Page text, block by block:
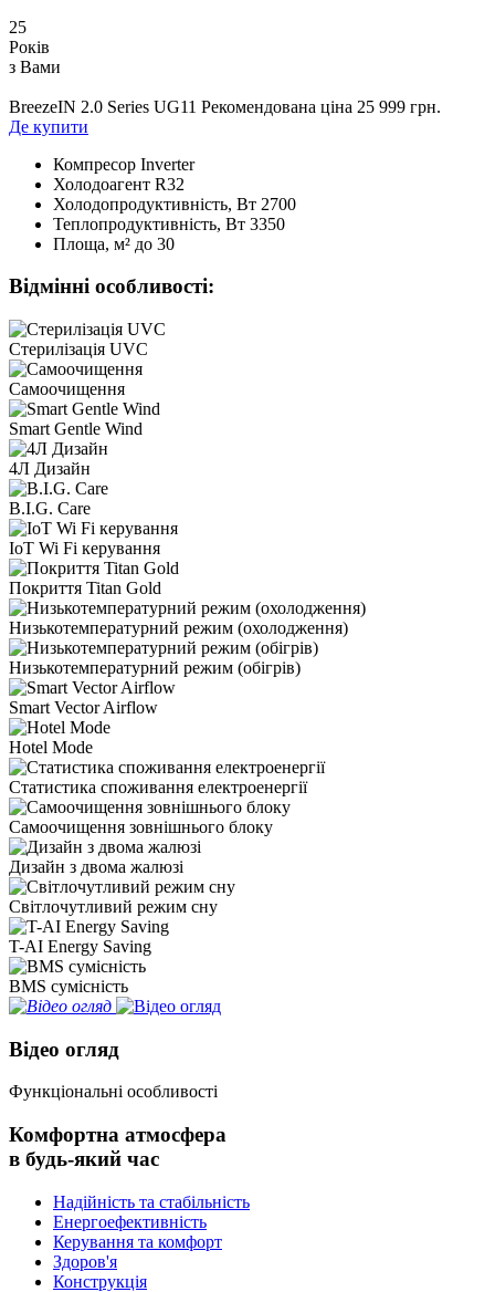
25
Років
з Вами
BreezeIN 2.0 Series UG11 Рекомендована ціна 25 999 грн.
Де купити
Компресор Inverter
Холодоагент R32
Холодопродуктивність, Bт 2700
Теплопродуктивність, Bт 3350
Площа, м² до 30
Відмінні особливості:
Стерилізація UVC
Самоочищення
Smart Gentle Wind
4Л Дизайн
B.I.G. Care
IoT Wi Fi керування
Покриття Titan Gold
Низькотемпературний режим (охолодження)
Низькотемпературний режим (обігрів)
Smart Vector Airflow
Hotel Mode
Статистика споживання електроенергії
Самоочищення зовнішнього блоку
Дизайн з двома жалюзі
Світлочутливий режим сну
T-AI Energy Saving
BMS сумісність
Відео огляд
Функціональні особливості
Комфортна атмосфера
в будь-який час
Надійність та стабільність
Енергоефективність
Керування та комфорт
Здоров'я
Конструкція